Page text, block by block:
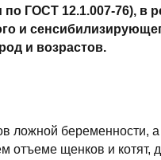
ГОСТ 12.1.007-76), в
и
и возрастов.
ложной беременности,
отъеме щенков и котят,